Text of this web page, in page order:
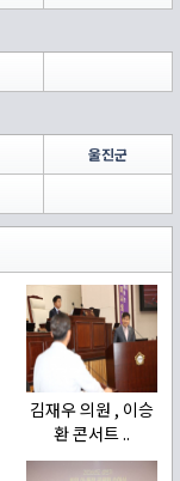
울진군
김재우 의원 , 이승
환 콘서트 ..